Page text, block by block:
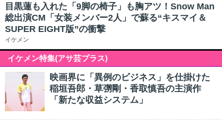
目黒蓮も入れた「9脚の椅子」も胸アツ！Snow Man
総出演CM「女装メンバー2人」で蘇る“キスマイ＆
SUPER EIGHT版”の衝撃
イケメン
イケメン特集(アサ芸プラス)
映画界に「異例のビジネス」を仕掛けた
稲垣吾郎・草彅剛・香取慎吾の主演作
「新たな収益システム」